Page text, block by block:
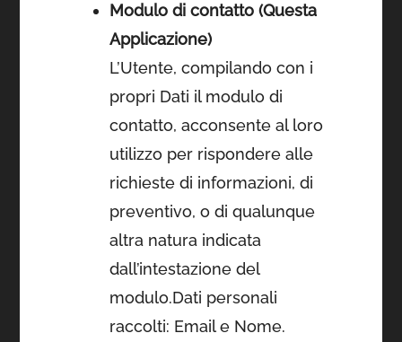
Modulo di contatto (Questa
Applicazione)
L’Utente, compilando con i
propri Dati il modulo di
contatto, acconsente al loro
utilizzo per rispondere alle
richieste di informazioni, di
preventivo, o di qualunque
altra natura indicata
dall’intestazione del
modulo.Dati personali
raccolti: Email e Nome.